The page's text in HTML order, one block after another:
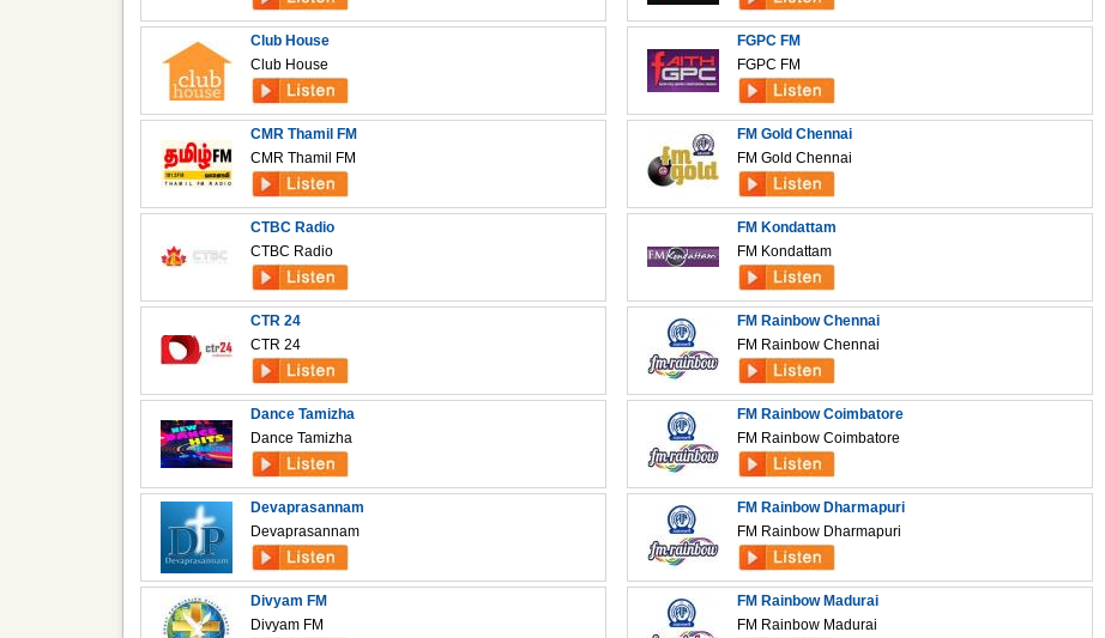
Club House
Club House
CMR Thamil FM
CMR Thamil FM
CTBC Radio
CTBC Radio
CTR 24
CTR 24
Dance Tamizha
Dance Tamizha
Devaprasannam
Devaprasannam
Divyam FM
Divyam FM
FGPC FM
FGPC FM
FM Gold Chennai
FM Gold Chennai
FM Kondattam
FM Kondattam
FM Rainbow Chennai
FM Rainbow Chennai
FM Rainbow Coimbatore
FM Rainbow Coimbatore
FM Rainbow Dharmapuri
FM Rainbow Dharmapuri
FM Rainbow Madurai
FM Rainbow Madurai